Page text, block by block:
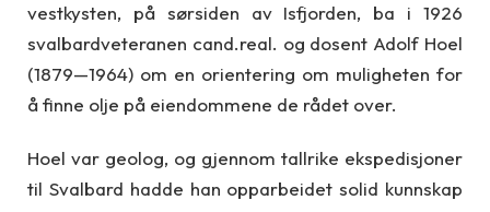
vestkysten, på sørsiden av Isfjorden, ba i 1926
svalbardveteranen cand.real. og dosent Adolf Hoel
(1879—1964) om en orientering om muligheten for
å finne olje på eiendommene de rådet over.
Hoel var geolog, og gjennom tallrike ekspedisjoner
til Svalbard hadde han opparbeidet solid kunnskap